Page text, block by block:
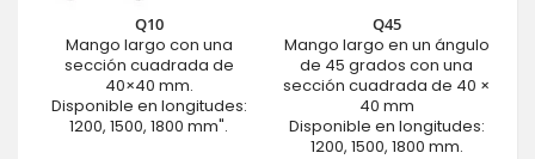
Q10
Mango largo con una
sección cuadrada de
40×40 mm.
Disponible en longitudes:
1200, 1500, 1800 mm".
Q45
Mango largo en un ángulo
de 45 grados con una
sección cuadrada de 40 ×
40 mm
Disponible en longitudes:
1200, 1500, 1800 mm.